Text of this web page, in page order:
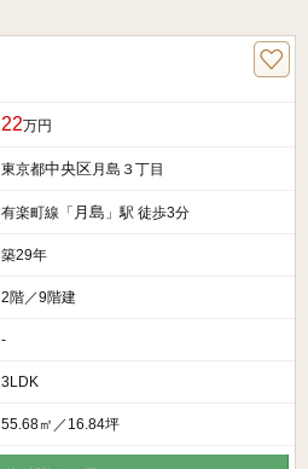
22万円
東京都中央区月島３丁目
有楽町線「 月島 」駅 徒歩3分
築29年
2階／9階建
-
3LDK
55.68㎡／16.84坪